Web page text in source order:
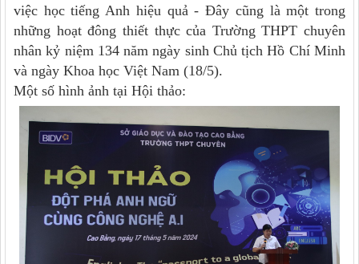
việc học tiếng Anh hiệu quả- Đây cũng là một trong
những hoạt đông thiết thực của Trường THPT chuyên
nhânkỷ niệm 134 năm ngày sinhChủ tịch Hồ Chí Minh
và ngày Khoa học Việt Nam (18/5).
Một số hình ảnh tại Hội thảo: